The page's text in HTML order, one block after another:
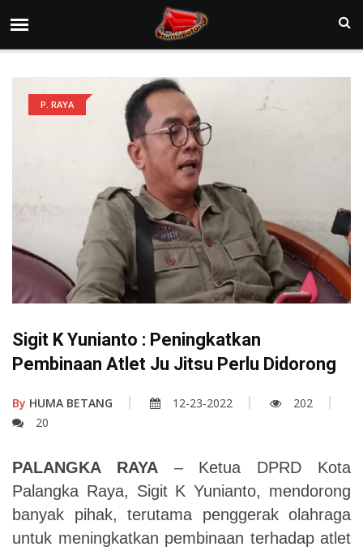
P. RAYA
Sigit K Yunianto : Peningkatkan
Pembinaan Atlet Ju Jitsu Perlu Didorong
By HUMA BETANG 12-23-2022
202
20
PALANGKA RAYA– Ketua DPRD Kota
Palangka Raya, Sigit K Yunianto, mendorong
banyak pihak, terutama penggerak olahraga
untuk meningkatkan pembinaan terhadap atlet